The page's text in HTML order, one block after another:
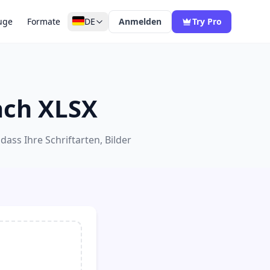
Formate DE Anmelden Try Pro
XLSX
Ihre Schriftarten, Bilder